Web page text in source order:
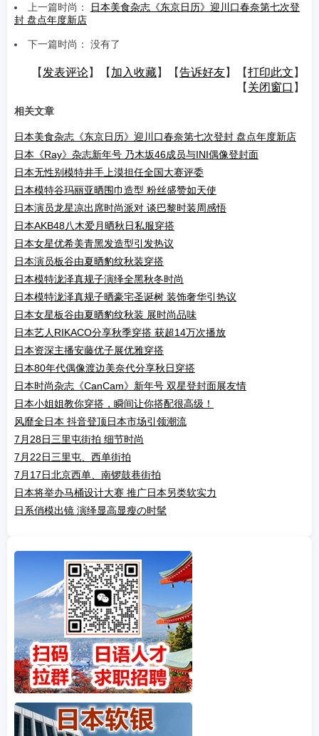
上一篇时尚：
日本美食杂志《东京日历》迎川口春奈第七次登
封 盘点年度新店
下一篇时尚： 没有了
【 发表评论】【 加入收藏】【告诉好友】【打印此文 】
【 关闭窗口 】
相关文章
日本美食杂志《东京日历》迎川口春奈第七次登封 盘点年度新店
日本《Ray》杂志新年号 乃木坂46成员与INI偶像登封面
日本无性别模特井手上漠担任全国大赛评委
日本模特谷玛丽亚晒围巾造型 粉丝盛赞如天使
日本演员龙星凉出席时尚派对 谈巴黎时装周感悟
日本AKB48八木爱月晒秋日私服穿搭
日本女星优希美青黑发造型引发热议
日本演员板谷由夏晒豹纹秋装穿搭
日本模特泷泽真规子演绎全黑秋冬时尚
日本模特泷泽真规子晒豪宅圣诞树 装饰奢华引热议
日本女星板谷由夏晒豹纹秋装 展时尚品味
日本艺人RIKACO分享秋季穿搭 获超14万次播放
日本资深主播安藤优子展优雅穿搭
日本80年代偶像渡边美奈代分享秋日穿搭
日本时尚杂志《CanCam》新年号 双星登封面展友情
日本小姐姐教你穿搭，瞬间让你搭配很高级！
风靡全日本 抖音登顶日本市场引领潮流
7月28日三里屯街拍 细节时尚
7月22日三里屯、西单街拍
7月17日北京西单、南锣鼓巷街拍
日本将举办马桶设计大赛 推广日本另类软实力
日系俏模出镜 演绎显高显瘦の时髦